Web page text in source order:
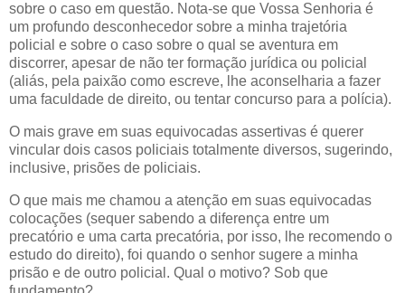
sobre o caso em questão. Nota-se que Vossa Senhoria é
um profundo desconhecedor sobre a minha trajetória
policial e sobre o caso sobre o qual se aventura em
discorrer, apesar de não ter formação jurídica ou policial
(aliás, pela paixão como escreve, lhe aconselharia a fazer
uma faculdade de direito, ou tentar concurso para a polícia).
O mais grave em suas equivocadas assertivas é querer
vincular dois casos policiais totalmente diversos, sugerindo,
inclusive, prisões de policiais.
O que mais me chamou a atenção em suas equivocadas
colocações (sequer sabendo a diferença entre um
precatório e uma carta precatória, por isso, lhe recomendo o
estudo do direito), foi quando o senhor sugere a minha
prisão e de outro policial. Qual o motivo? Sob que